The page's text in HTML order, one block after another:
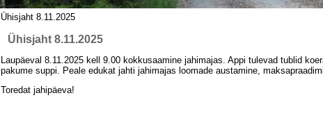
Ühisjaht 8.11.2025
Ühisjaht 8.11.2025
Laupäeval 8.11.2025 kell 9.00 kokkusaamine jahimajas. Appi tulevad tublid
pakume suppi. Peale edukat jahti jahimajas loomade austamine,
Toredat jahipäeva!